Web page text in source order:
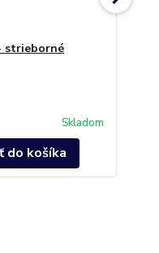
strieborné
Skladom
do košíka